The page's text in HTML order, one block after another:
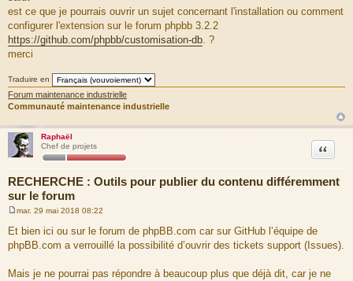
s
s
g
e
est ce que je pourrais ouvrir un sujet concernant l'installation ou comment
configurer l'extension sur le forum phpbb 3.2.2
https://github.com/phpbb/customisation-db . ?
merci
Traduire en
Forum maintenance industrielle
Communauté maintenance industrielle
Raphaël
Chef de projets
RECHERCHE : Outils pour publier du contenu différemment
sur le forum
Citation
e
s
s
e
mar. 29 mai 2018 08:22
Et bien ici ou sur le forum de phpBB.com car sur GitHub l’équipe de
phpBB.com a verrouillé la possibilité d’ouvrir des tickets support (Issues).
Mais je ne pourrai pas répondre à beaucoup plus que déjà dit, car je ne